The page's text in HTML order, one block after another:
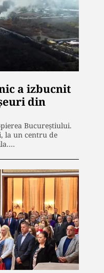
a izbucnit
din
Bucureștiului.
la un centru de